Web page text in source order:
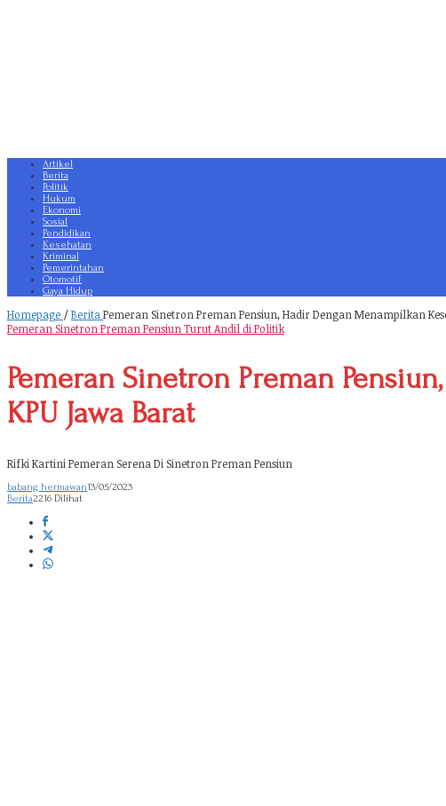
Artikel
Berita
Politik
Hukum
Ekonomi
Sosial
Pendidikan
Kesehatan
Kriminal
Pemerintahan
Otomotif
Gaya Hidup
Homepage /BeritaPemeran Sinetron Preman Pensiun, Hadir Dengan Menampilkan
Pemeran Sinetron Preman Pensiun Turut Andil di Politik
Pemeran Sinetron Preman
KPU Jawa Barat
Rifki Kartini Pemeran Serena Di Sinetron Preman Pensiun
babang hermawan13/05/2023
Berita2216 Dilihat